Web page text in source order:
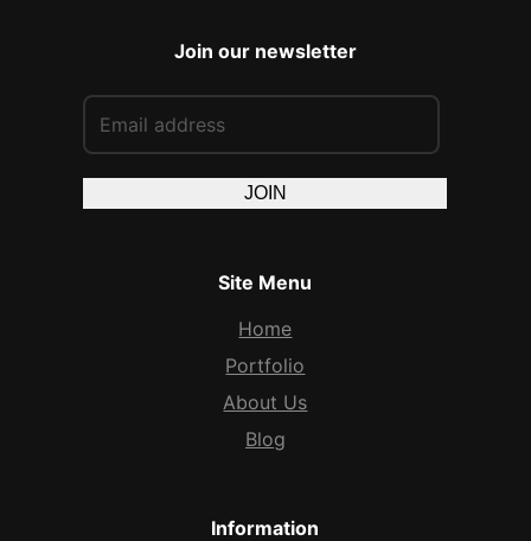
Join our newsletter
JOIN
Site Menu
Home
Portfolio
About Us
Blog
Information